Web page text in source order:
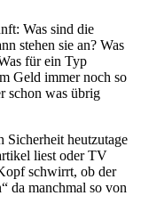
Was sind die
stehen sie an? Was
für ein Typ
Geld immer noch so
schon was übrig
Sicherheit heutzutage
liest oder TV
schwirrt, ob der
da manchmal so von